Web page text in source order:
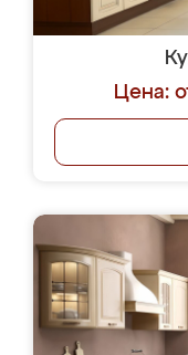
Цена: